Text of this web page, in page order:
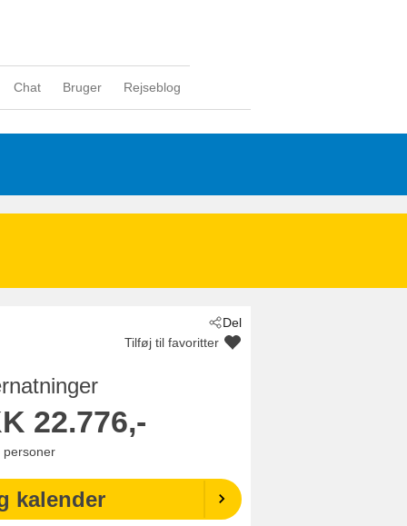
Chat Bruger Rejseblog
Del
Tilføj til favoritter
22.776,-
personer
kalender